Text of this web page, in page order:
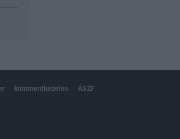
kommentkezelés ÁSZF